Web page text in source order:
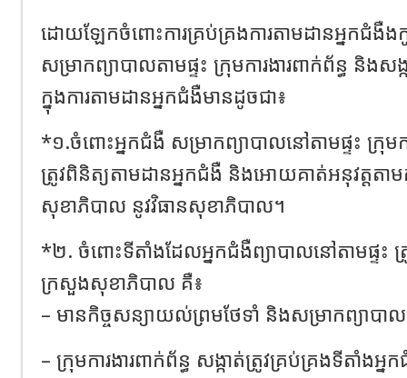
ដោយឡែកចំពោះការគ្រប់គ្រងការតាមដានអ្នកជំងឺង
សម្រាកព្យាបាលតាមផ្ទះ ក្រុមការងារពាក់ព័ន្ធ និងស
ក្នុងការតាមដានអ្នកជំងឺមានដូចជា៖
*១.ចំពោះអ្នកជំងឺ សម្រាកព្យាបាលនៅតាមផ្ទះ ក្រុមក
ត្រូវពិនិត្យតាមដានអ្នកជំងឺ និងអោយគាត់អនុវត្តត
សុខាភិបាល នូវវិធានសុខាភិបាល។
*២. ចំពោះទីតាំងដែលអ្នកជំងឺព្យាបាលនៅតាមផ្ទះ ត្រូ
ក្រសួងសុខាភិបាល គឺ៖
– មានកិច្ចសន្យាយល់ព្រមថែទាំ និងសម្រាកព្យាបា
– ក្រុមការងារពាក់ព័ន្ធ សង្កាត់ត្រូវគ្រប់គ្រងទីតាំងអ្